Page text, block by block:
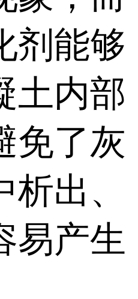
剂能够
土内部
免了灰
出、
易产生